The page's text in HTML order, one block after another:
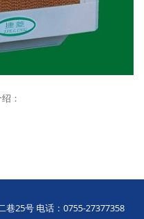
：
25号 电话：0755-27377358